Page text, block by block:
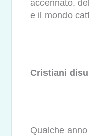
accennato,
e il mondo
Cristiani
Qualche